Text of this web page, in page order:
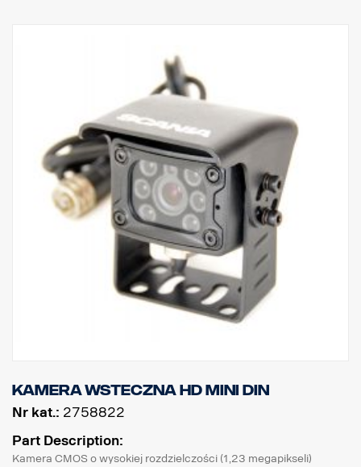
- Tryb normalny/odbicie lustrzane
- Temperatura robocza od 30°C do +50°C
Kamera wsteczna HD MINI DIN
Nr kat.: 2758822
Part Description:
Kamera CMOS o wysokiej rozdzielczości (1,23 megapikseli)